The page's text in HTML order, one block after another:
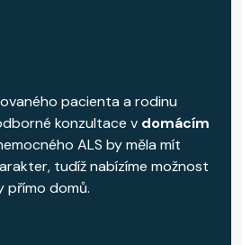
pacienta a rodinu
konzultace v domácím
ALS by měla mít
tudíž nabízíme možnost
přímo domů.